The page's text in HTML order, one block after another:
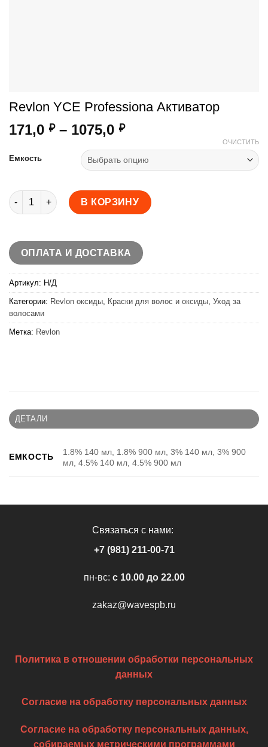
Revlon YCE Professiona Активатор
171,0 ₽ – 1075,0 ₽Диапазон
171,0 ₽
–
1075,0 ₽
Емкость
ОЧИСТИТЬ
Количество товара Revlon YCE Professiona Активатор
В КОРЗИНУ
ОПЛАТА И ДОСТАВКА
Артикул: Н/Д
Категории: Revlon оксиды, Краски для волос и оксиды, Уход за
волосами
Метка: Revlon
ДЕТАЛИ
ЕМКОСТЬ
1.8% 140 мл, 1.8% 900 мл, 3% 140 мл, 3% 900
мл, 4.5% 140 мл, 4.5% 900 мл
Связаться с нами:
+7 (981) 211-00-71
пн-вс: c 10.00 до 22.00
zakaz@wavespb.ru
Политика в отношении обработки персональных
данных
Согласие на обработку персональных данных
Согласие на обработку персональных данных,
собираемых метрическими программами